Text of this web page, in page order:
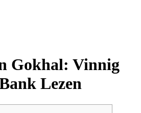
Gokhal: Vinnig
Lezen